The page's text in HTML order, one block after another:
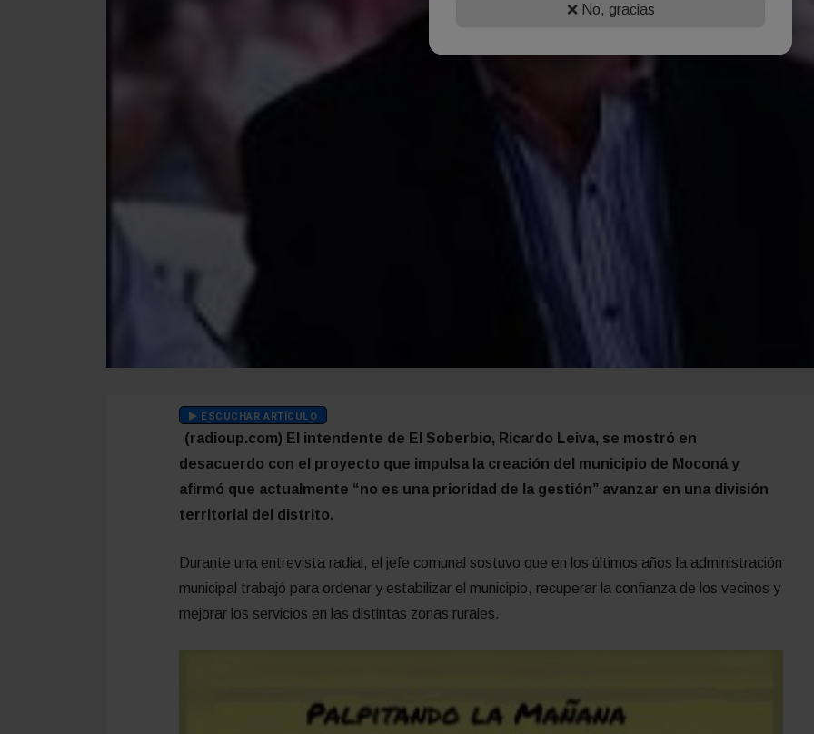
ESCUCHAR ARTÍCULO
(radioup.com) El intendente de El Soberbio, Ricardo Leiva, se mostró en
desacuerdo con el proyecto que impulsa la creación del municipio de Moconá y
afirmó que actualmente “no es una prioridad de la gestión” avanzar en una división
territorial del distrito.
Durante una entrevista radial, el jefe comunal sostuvo que en los últimos años la administración
municipal trabajó para ordenar y estabilizar el municipio, recuperar la confianza de los vecinos y
mejorar los servicios en las distintas zonas rurales.
❌ No, gracias